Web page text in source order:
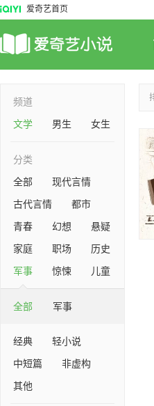
爱奇艺首页
频道
文学
男生 女生
分类
全部
现代言情
古代言情
都市
青春
幻想
悬疑
家庭
职场
历史
军事
惊悚 儿童
全部 军事
经典
轻小说
中短篇
非虚构
其他